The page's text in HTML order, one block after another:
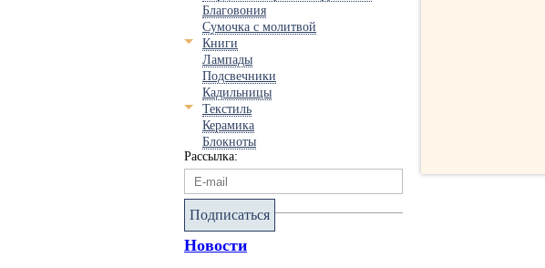
Благовония
Сумочка с молитвой
Книги
Лампады
Подсвечники
Кадильницы
Текстиль
Керамика
Блокноты
Рассылка:
Подписаться
Новости